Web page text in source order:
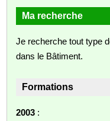
Ma recherche
Je recherche tout type
dans le Bâtiment.
Formations
2003 :